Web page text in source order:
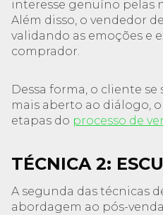
interesse genuíno pelas
Além disso, o vendedor
validando as emoções e
comprador.
Dessa forma, o cliente
mais aberto ao diálogo,
etapas do processo de
TÉCNICA 2:
A segunda das técnicas
abordagem ao pós-